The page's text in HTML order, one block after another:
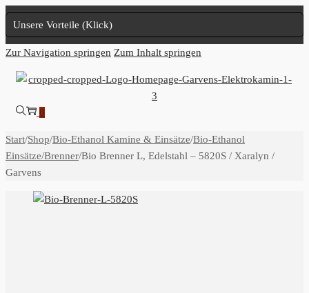
Unsere Vorteile (Klick)
Zur Navigation springen Zum Inhalt springen
0
Start/Shop/Bio-Ethanol Kamine & Einsätze/Bio-Ethanol
Einsätze/Brenner/Bio Brenner L, Edelstahl – 5820S / Xaralyn /
Garvens